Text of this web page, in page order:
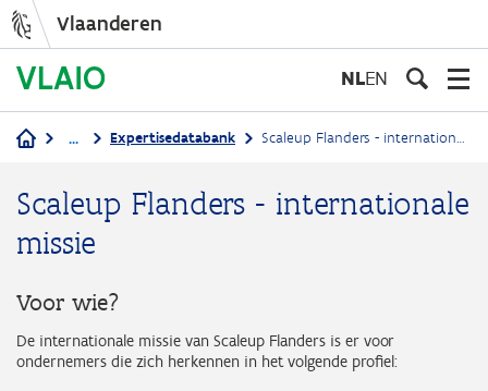
inhoud
Vlaanderen
NLEN
... Expertisedatabank Scaleup Flanders - internationale missie
Scaleup Flanders - internationale
missie
Voor wie?
De internationale missie van Scaleup Flanders is er voor
ondernemers die zich herkennen in het volgende profiel: